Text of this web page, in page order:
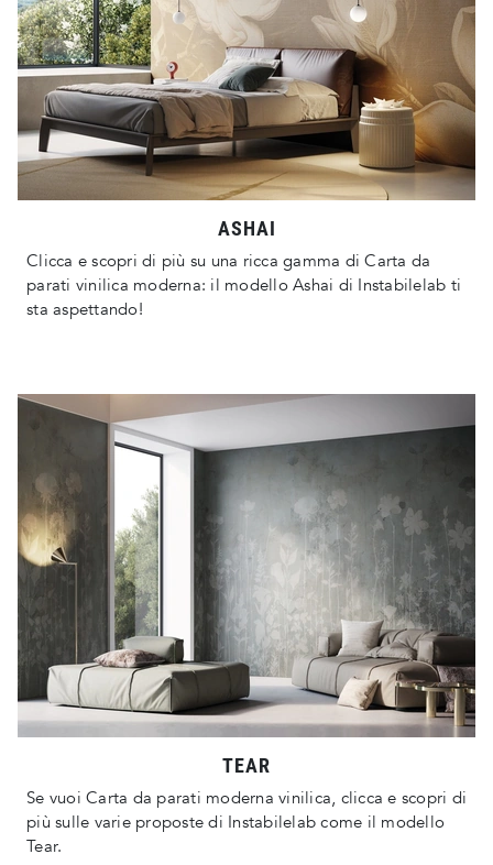
ASHAI
Clicca e scopri di più su una ricca gamma di Carta da
parati vinilica moderna: il modello Ashai di Instabilelab ti
sta aspettando!
TEAR
Se vuoi Carta da parati moderna vinilica, clicca e scopri di
più sulle varie proposte di Instabilelab come il modello
Tear.